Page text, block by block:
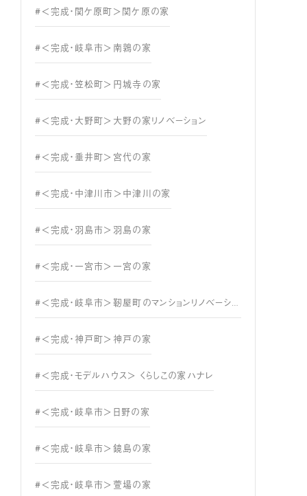
#＜完成・関ケ原町＞関ケ原の家
#＜完成・岐阜市＞南鶉の家
#＜完成・笠松町＞円城寺の家
#＜完成・大野町＞大野の家リノベーション
#＜完成・垂井町＞宮代の家
#＜完成・中津川市＞中津川の家
#＜完成・羽島市＞羽島の家
#＜完成・一宮市＞一宮の家
#＜完成・岐阜市＞靭屋町のマンションリノベーション
#＜完成・神戸町＞神戸の家
#＜完成・モデルハウス＞ くらしこの家ハナレ
#＜完成・岐阜市＞日野の家
#＜完成・岐阜市＞鏡島の家
#＜完成・岐阜市＞萱場の家